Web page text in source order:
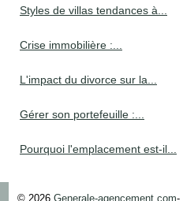
Styles de villas tendances à...
Crise immobilière :...
L'impact du divorce sur la...
Gérer son portefeuille :...
Pourquoi l'emplacement est-il...
© 2026 Generale-agencement.com-